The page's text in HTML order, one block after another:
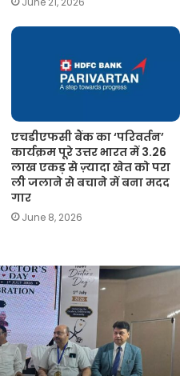
एचडीएफसी बैंक का ‘परिवर्तन’
कार्यक्रम पूरे उत्तर भारत में 3.26
लाख एकड़ से ज़्यादा खेत को परा
ली जलाने से बचाने में बना मदद
गार
June 8, 2026